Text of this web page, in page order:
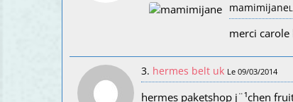
mamimijane
merci carole
3. hermes belt uk Le 09/03/2014
hermes paketshop j¨¹chen